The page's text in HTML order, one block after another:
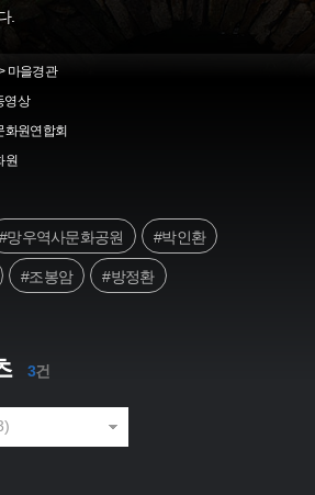
.
마을경관
영상
화원연합회
원
#망우역사문화공원 #박인환
#조봉암 #방정환
3건